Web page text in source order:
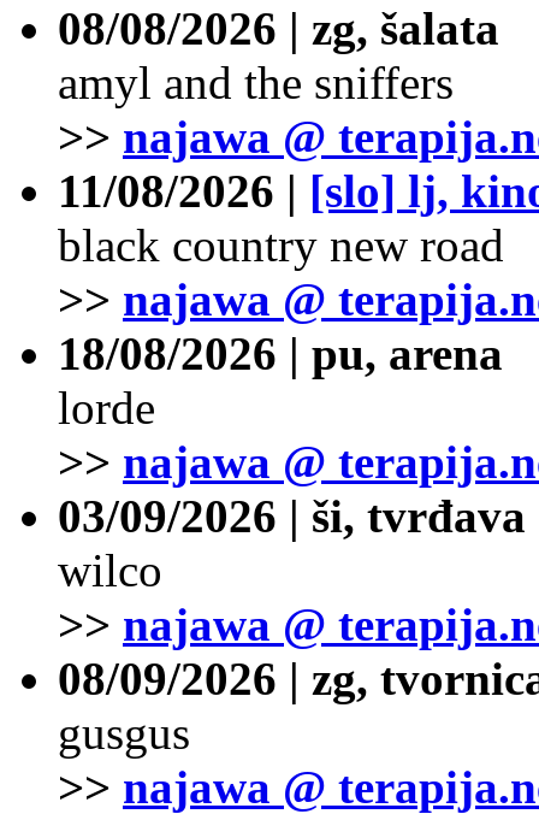
08/08/2026 | zg, šalata
amyl and the sniffers
>> najawa @
11/08/2026 | [slo] lj,
black country new road
>> najawa @
18/08/2026 | pu, arena
lorde
>> najawa @
03/09/2026 | ši,
wilco
>> najawa @
08/09/2026 | zg,
gusgus
>> najawa @